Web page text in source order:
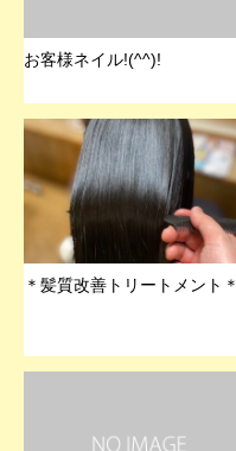
お客様ネイル!(^^)!
＊髪質改善トリートメント＊